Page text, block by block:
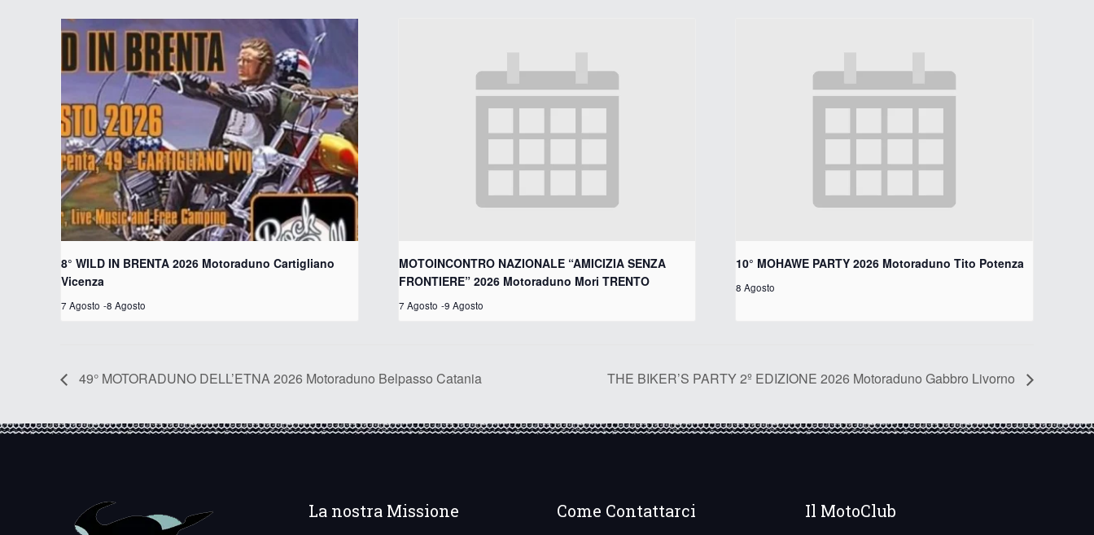
8° WILD IN BRENTA 2026 Motoraduno Cartigliano
Vicenza
7 Agosto -8 Agosto
MOTOINCONTRO NAZIONALE “AMICIZIA SENZA
FRONTIERE” 2026 Motoraduno Mori TRENTO
7 Agosto -9 Agosto
10° MOHAWE PARTY 2026 Motoraduno Tito Potenza
8 Agosto
49° MOTORADUNO DELL’ETNA 2026 Motoraduno Belpasso Catania THE BIKER’S PARTY 2º EDIZIONE 2026 Motoraduno Gabbro Livorno
La nostra Missione Come Contattarci Il MotoClub